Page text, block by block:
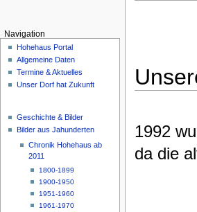
1992
da die
Navigation
Hohehaus Portal
Allgemeine Daten
Termine & Aktuelles
Unser Dorf hat Zukunft
Geschichte & Bilder
Bilder aus Jahunderten
Chronik Hohehaus ab
2011
1800-1899
1900-1950
1951-1960
1961-1970